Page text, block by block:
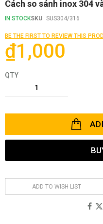
the
of
the
images
gallery
Cách so sánh inox 304
IN STOCKSKU SUS304/316
BE THE FIRST TO REVIEW THIS
₫1,000
QTY
ADD TO WISH LIST